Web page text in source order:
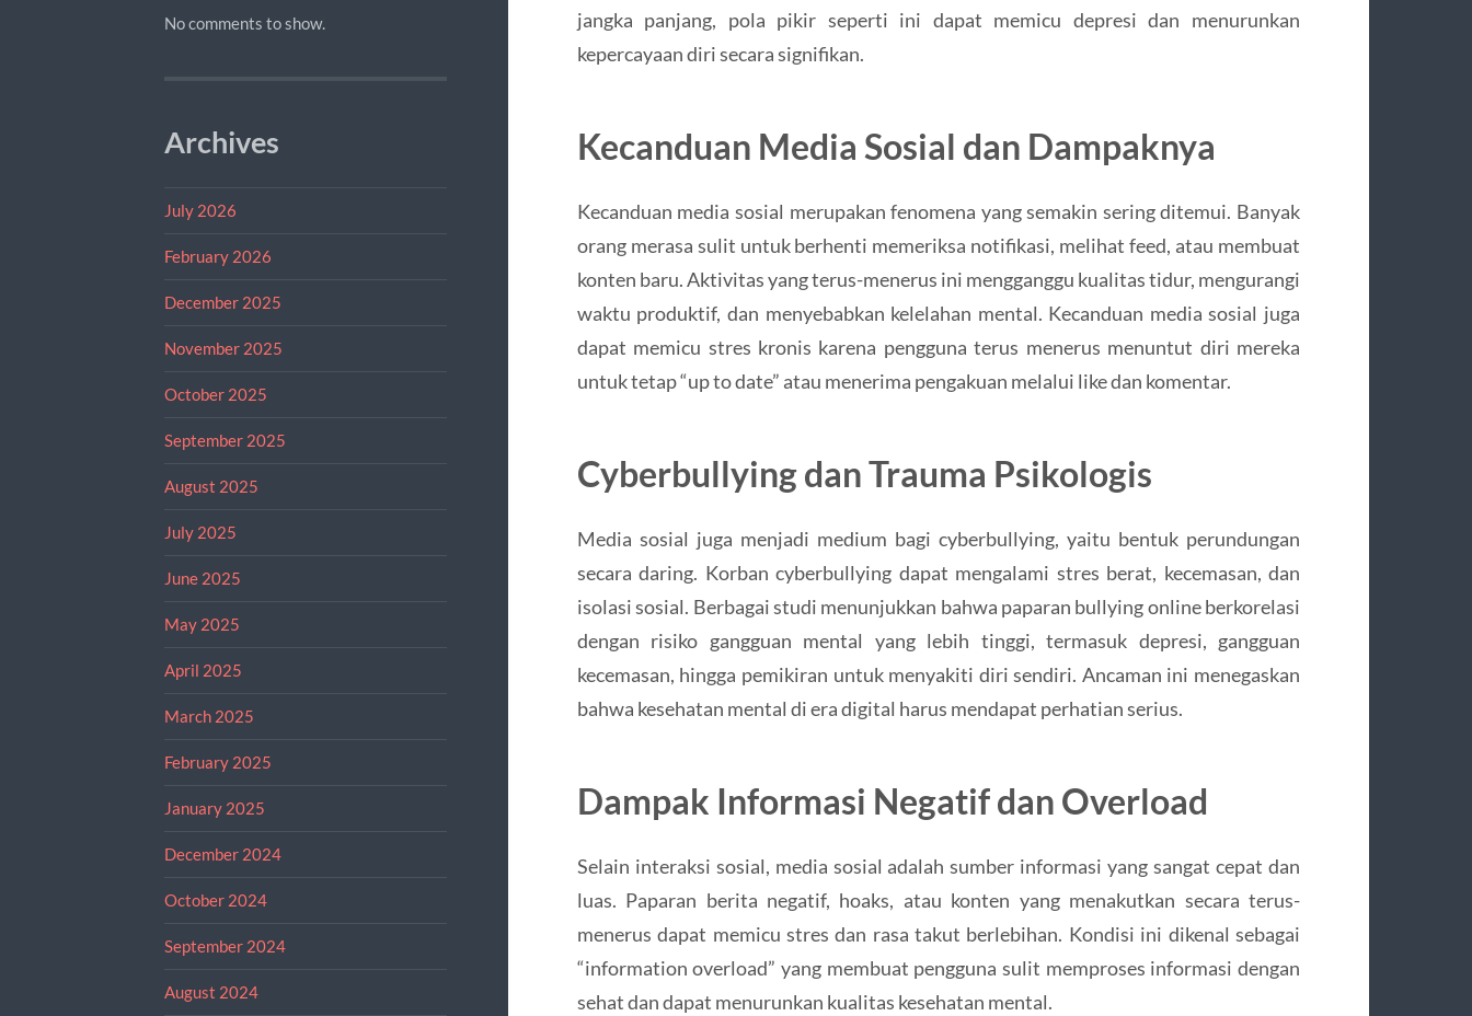
No comments to show.
Archives
July 2026
February 2026
December 2025
November 2025
October 2025
September 2025
August 2025
July 2025
June 2025
May 2025
April 2025
March 2025
February 2025
January 2025
December 2024
October 2024
September 2024
August 2024
jangka panjang, pola pikir seperti ini dapat memicu depresi dan menurunkan
kepercayaan diri secara signifikan.
Kecanduan Media Sosial dan Dampaknya
Kecanduan media sosial merupakan fenomena yang semakin sering ditemui. Banyak
orang merasa sulit untuk berhenti memeriksa notifikasi, melihat feed, atau membuat
konten baru. Aktivitas yang terus-menerus ini mengganggu kualitas tidur, mengurangi
waktu produktif, dan menyebabkan kelelahan mental. Kecanduan media sosial juga
dapat memicu stres kronis karena pengguna terus menerus menuntut diri mereka
untuk tetap “up to date” atau menerima pengakuan melalui like dan komentar.
Cyberbullying dan Trauma Psikologis
Media sosial juga menjadi medium bagi cyberbullying, yaitu bentuk perundungan
secara daring. Korban cyberbullying dapat mengalami stres berat, kecemasan, dan
isolasi sosial. Berbagai studi menunjukkan bahwa paparan bullying online berkorelasi
dengan risiko gangguan mental yang lebih tinggi, termasuk depresi, gangguan
kecemasan, hingga pemikiran untuk menyakiti diri sendiri. Ancaman ini menegaskan
bahwa kesehatan mental di era digital harus mendapat perhatian serius.
Dampak Informasi Negatif dan Overload
Selain interaksi sosial, media sosial adalah sumber informasi yang sangat cepat dan
luas. Paparan berita negatif, hoaks, atau konten yang menakutkan secara terus-
menerus dapat memicu stres dan rasa takut berlebihan. Kondisi ini dikenal sebagai
“information overload” yang membuat pengguna sulit memproses informasi dengan
sehat dan dapat menurunkan kualitas kesehatan mental.